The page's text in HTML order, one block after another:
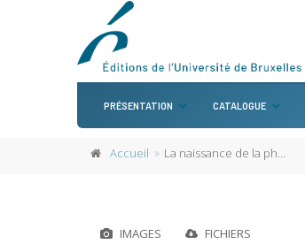
PRÉSENTATION CATALOGUE
Accueil La naissance de la physique moderne
IMAGES FICHIERS